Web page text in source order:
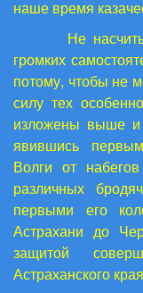
наше время
Не
громких
потому, чтобы не
силу тех
изложены выше и
явившись
Волги от
различных
первыми его
Астрахани до
защитой
Астраханского